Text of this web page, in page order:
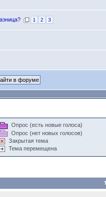
1 2 3
Опрос (есть новые голоса)
Опрос (нет новых голосов)
Закрытая тема
Тема перемещена